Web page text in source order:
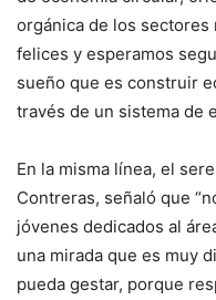
orgánica de los sectores
felices y esperamos
sueño que es construir
través de un sistema de
En la misma línea, el
Contreras, señaló que
jóvenes dedicados al
una mirada que es muy
pueda gestar, porque